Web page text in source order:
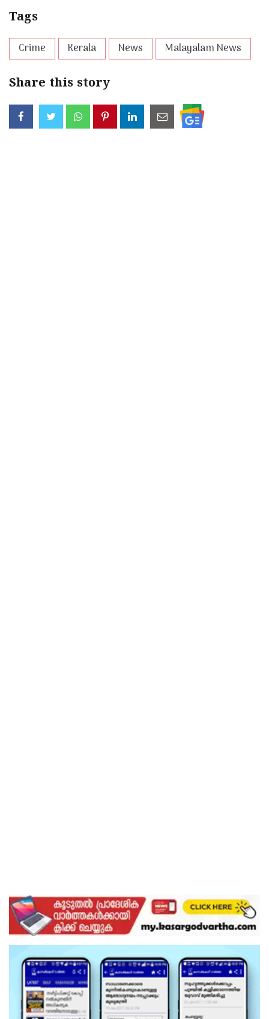
Tags
Crime Kerala News Malayalam News
Share this story